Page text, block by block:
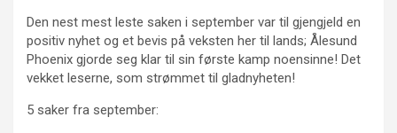
Den nest mest leste saken i september var til gjengjeld en
positiv nyhet og et bevis på veksten her til lands; Ålesund
Phoenix gjorde seg klar til sin første kamp noensinne! Det
vekket leserne, som strømmet til gladnyheten!
5 saker fra september: